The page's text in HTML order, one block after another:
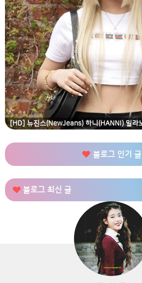
블로그 인기 글
블로그 최신 글